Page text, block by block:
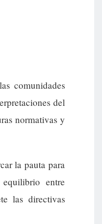
comunidades
del
normativas y
la pauta para
entre
las directivas